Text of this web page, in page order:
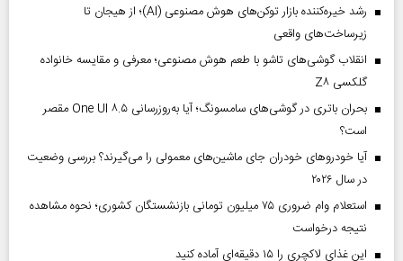
رشد خیره‌کننده بازار توکن‌های هوش مصنوعی (AI)؛ از هیجان تا
زیرساخت‌های واقعی
انقلاب گوشی‌های تاشو‌ با طعم هوش مصنوعی؛ معرفی و مقایسه خانواده
گلکسی Z۸
بحران باتری در گوشی‌های سامسونگ؛ آیا به‌روزرسانی One UI ۸.۵ مقصر
است؟
آیا خودروهای خودران جای ماشین‌های معمولی را می‌گیرند؟ بررسی وضعیت
در سال ۲۰۲۶
استعلام وام ضروری ۷۵ میلیون تومانی بازنشستگان کشوری؛ نحوه مشاهده
نتیجه درخواست
این غذای لاکچری را ۱۵ دقیقه‌ای آماده کنید